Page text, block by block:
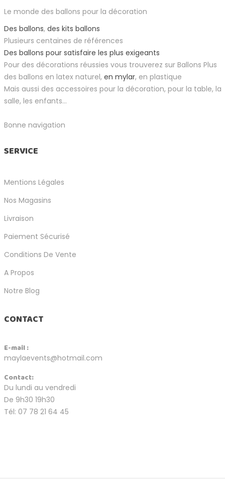
Le monde des ballons pour la décoration
Des ballons, des kits ballons
Plusieurs centaines de références
Des ballons pour satisfaire les plus exigeants
Pour des décorations réussies vous trouverez sur Ballons Plus
des ballons en latex naturel, en mylar, en plastique
Mais aussi des accessoires pour la décoration, pour la table, la
salle, les enfants...
Bonne navigation
SERVICE
Mentions Légales
Nos Magasins
Livraison
Paiement Sécurisé
Conditions De Vente
A Propos
Notre Blog
CONTACT
E-mail :
maylaevents@hotmail.com
Contact:
Du lundi au vendredi
De 9h30 19h30
Tél: 07 78 21 64 45